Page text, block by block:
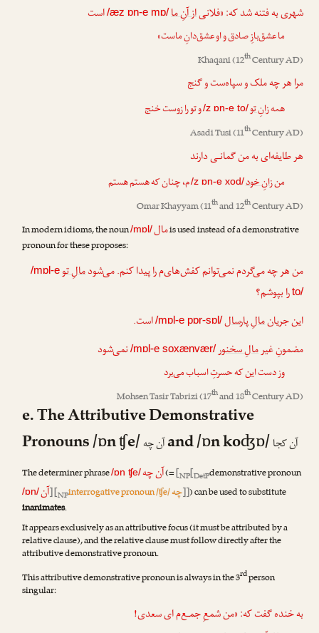
شهری به فتنه شد که: «فلانیاز آنِ ما /æz ɒn-e mɒ/است
ما عشق‌بازِ صادق و او عشق‌دانِ ماست»
Khaqani(12thCentury AD)
مرا هر چه ملک و سپاه‌ست و گنج
همهزانِ تو/z ɒn-e to/و تو را زوست خنج
Asadi Tusi(11thCentury AD)
هر طایفه‌ای به من گمانـی دارند
منزانِ خود/z ɒn-e xod/م، چنان که هستم هستم
Omar Khayyam(11thand 12thCentury AD)
In modern idioms, the noun/mɒl/مالis used instead of a demonstrative
pronoun for these proposes:
من هر چه می‌گردم نمی‌توانم کفش‌های‌م را پیدا کنم. می‌شودمالِ تو /mɒl-e
to/را بپوشم؟
این جریانمالِ پارسال/mɒl-e pɒr-sɒl/است.
مضمونِ غیرمالِ سخنور/mɒl-e soxænvær/نمی‌شود
وز دست این که حسرتِ اسباب می‌برد
Mohsen Tasir Tabrizi(17thand 18thCentury AD)
e. The Attributive Demonstrative
Pronouns /ɒn ʧe/آن چهand /ɒn koʤɒ/آن کجا
The determiner phrase/ɒn ʧe/آن چه(=[NP[DetPdemonstrative pronoun
/ɒn/آن] [NPinterrogative pronoun /ʧe/چه]]) can be used to substitute
inanimates.
It appears exclusively as an attributive focus (it must be attributed by a
relative clause), and the relative clause must follow directly after the
attributive demonstrative pronoun.
This attributive demonstrative pronoun is always in the 3rdperson
singular:
به خنده گفت که: «من شمعِ جمـع‌م ای سعدی!